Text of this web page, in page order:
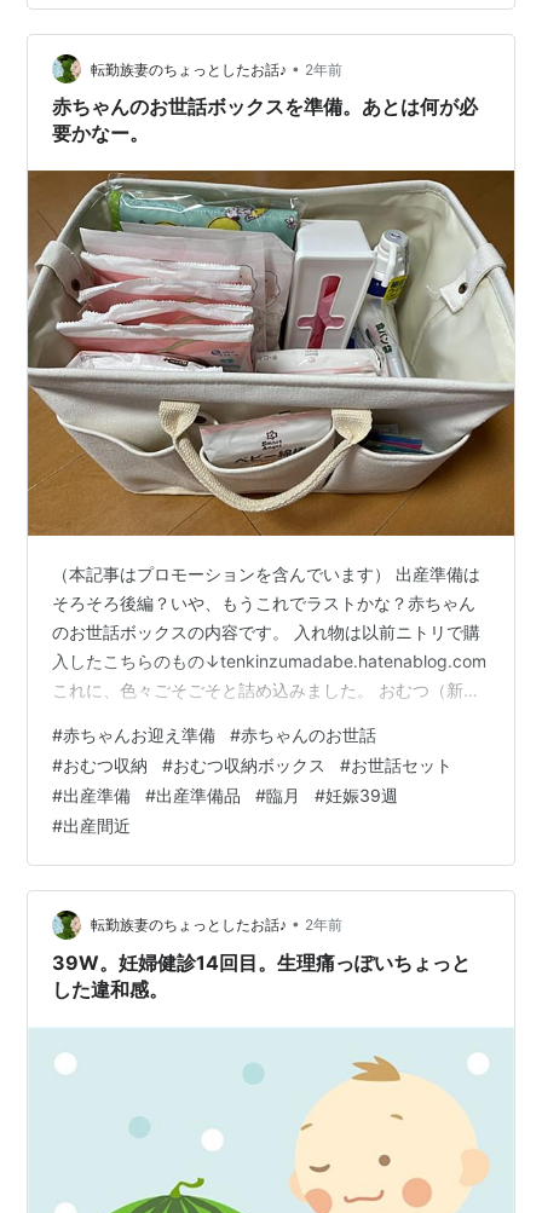
ｃｍ＆固い＆赤ちゃんの位置も高い。 お産はまだまだの
ようです（泣） 前回と同じで変化なし。 お腹の張りは結
構増えたような気がするんだけどなー。なにも進んでな
かったー。 ・エコー 医師の経腹エコーです。夫も同席。
胎児の体重は3,300…
転勤族妻のちょっとしたお話♪ • 2年前
赤ちゃんのお世話ボックスを準備。あとは何が必
要かなー。
（本記事はプロモーションを含んでいます） 出産準備は
そろそろ後編？いや、もうこれでラストかな？赤ちゃん
のお世話ボックスの内容です。 入れ物は以前ニトリで購
入したこちらのもの↓tenkinzumadabe.hatenablog.com
これに、色々ごそごそと詰め込みました。 おむつ（新生
プレママ特典でゲットしたもの おむつ替えシート たまご
クラブの付録。 おしりふき 試供品。 おむつ袋 もともと
生ごみ用で持っていたものを使い切ってから、パン袋に
切り替え予定。 消毒液 赤ちゃんのお世話をする時、最初
のうちは手指消毒をしてねーと助産師さんが言ってい…
#赤ちゃんお迎え準備 #赤ちゃんのお世話
#おむつ収納 #おむつ収納ボックス #お世話セット
#出産準備 #出産準備品 #臨月 #妊娠39週
#出産間近
転勤族妻のちょっとしたお話♪ • 2年前
39W。妊婦健診14回目。生理痛っぽいちょっと
した違和感。